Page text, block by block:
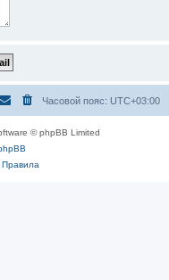
Часовой пояс: UTC+03:00
© phpBB Limited
Правила